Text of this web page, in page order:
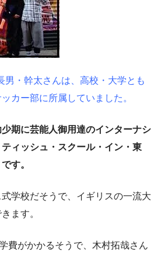
男・幹太さんは、高校・大学とも
カー部に所属していました。
少期に芸能人御用達のインターナシ
ィッシュ・スクール・イン・東
す。
学校だそうで、イギリスの一流大
ます。
費がかかるそうで、木村拓哉さん